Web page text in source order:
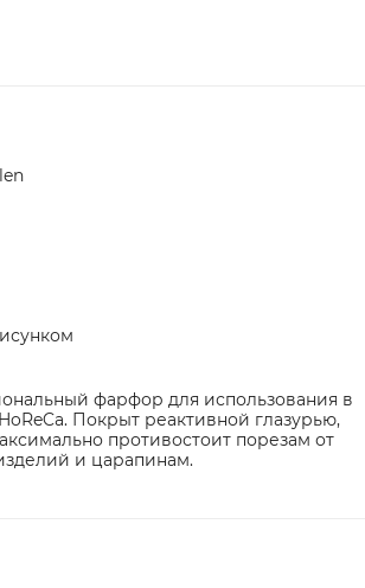
фарфор для использования в
Покрыт реактивной глазурью,
противостоит порезам от
и царапинам.